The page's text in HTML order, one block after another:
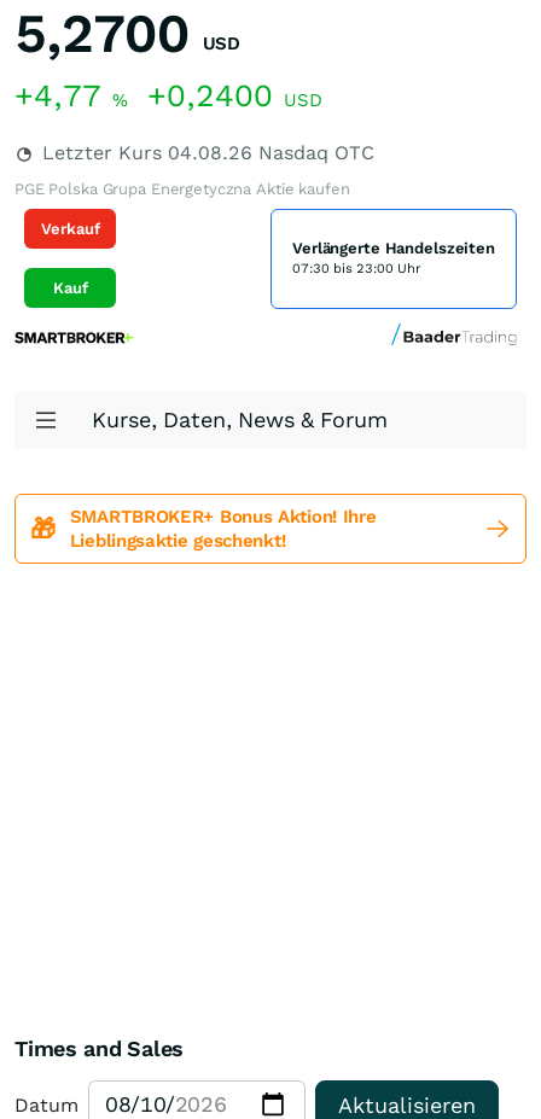
5,2700 USD
+4,77 % +0,2400 USD
Letzter Kurs 04.08.26 Nasdaq OTC
PGE Polska Grupa Energetyczna Aktie kaufen
Verkauf
Kauf
Verlängerte Handelszeiten
07:30 bis 23:00 Uhr
Kurse, Daten, News & Forum
🎁
SMARTBROKER+ Bonus Aktion! Ihre
Lieblingsaktie geschenkt!
Times and Sales
Datum Aktualisieren